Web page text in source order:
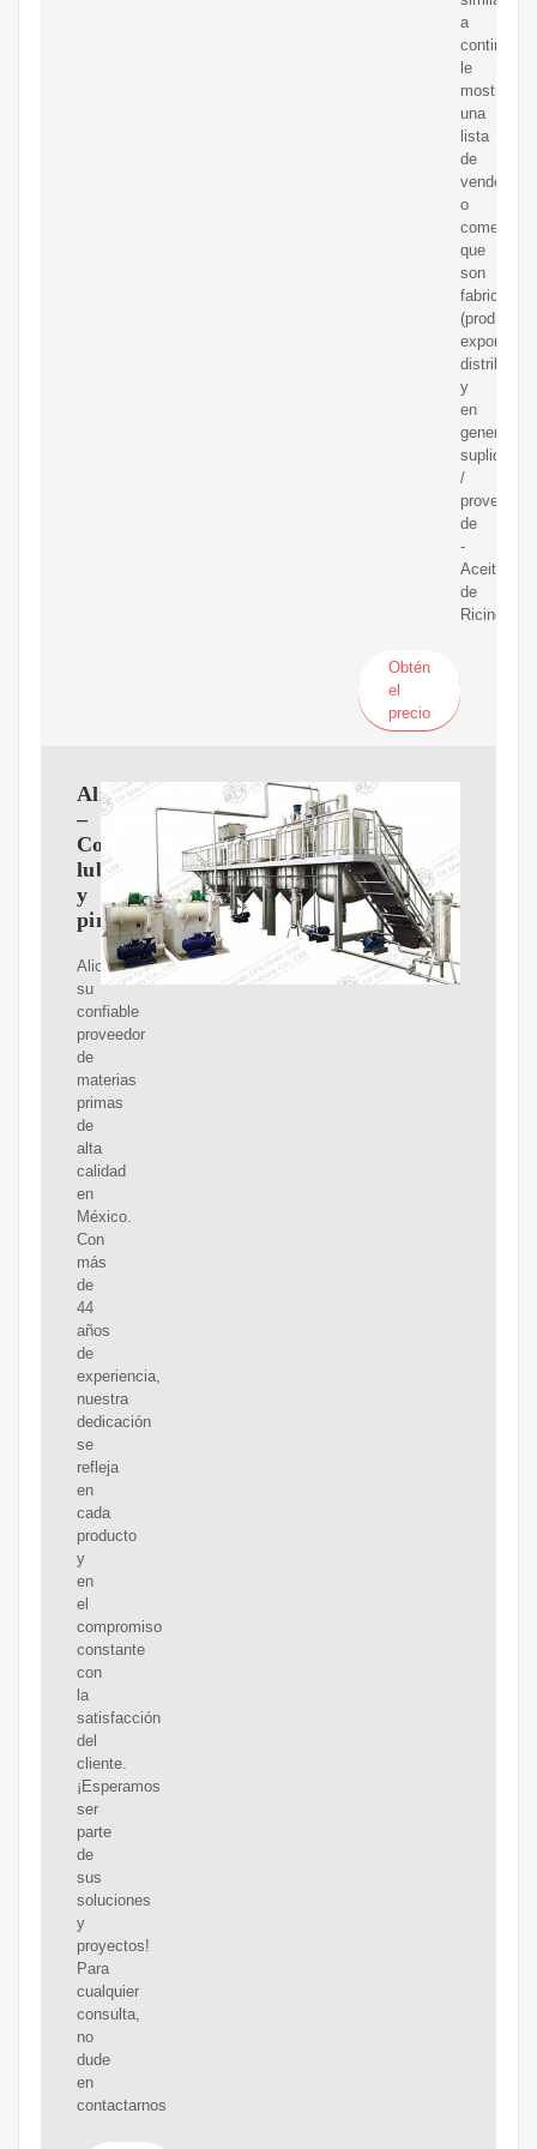
a
le
mostramos
una
lista
de
o
que
son
fabricantes
y
en
general
suplidores
/
de
-
Aceite
de
Ricino.
Obtén
el
precio
Alioccsa
–
Cosméticos,
lubricantes
y
pinturas
Alioccsa
su
confiable
proveedor
de
materias
primas
de
alta
calidad
en
México.
Con
más
de
44
años
de
experiencia,
nuestra
dedicación
se
refleja
en
cada
producto
y
en
el
compromiso
constante
con
la
satisfacción
del
cliente.
¡Esperamos
ser
parte
de
sus
soluciones
y
proyectos!
Para
cualquier
consulta,
no
dude
en
contactarnos